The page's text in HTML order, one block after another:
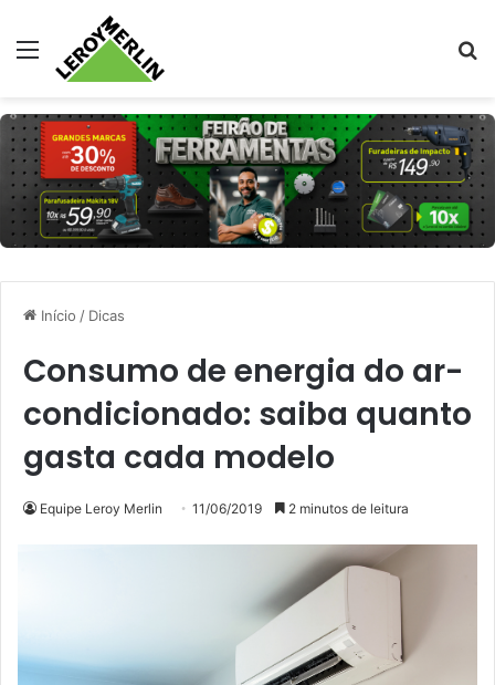
Menu
Início / Dicas
Consumo de energia do ar-
condicionado: saiba quanto
gasta cada modelo
Equipe Leroy Merlin 11/06/2019 2 minutos de leitura